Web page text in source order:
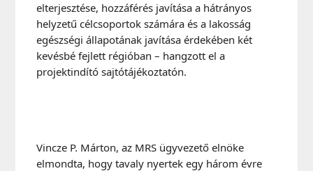
elterjesztése, hozzáférés javítása a hátrányos
helyzetű célcsoportok számára és a lakosság
egészségi állapotának javítása érdekében két
kevésbé fejlett régióban – hangzott el a
projektindító sajtótájékoztatón.
Vincze P. Márton, az MRS ügyvezető elnöke
elmondta, hogy tavaly nyertek egy három évre